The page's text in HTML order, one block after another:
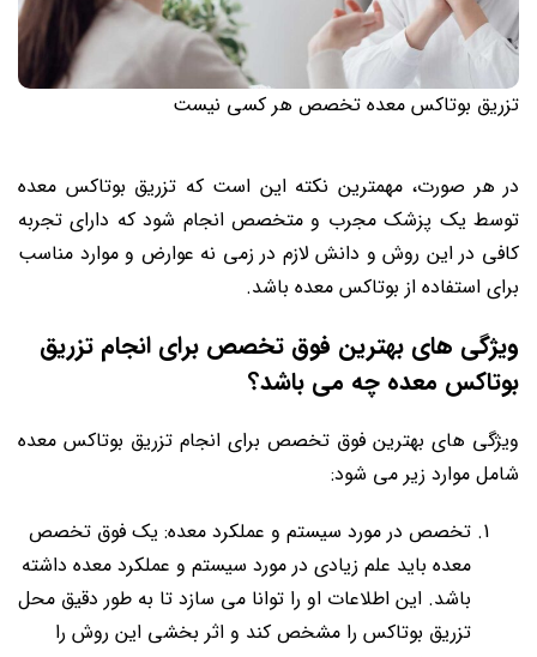
تزریق بوتاکس معده تخصص هر کسی نیست
در هر صورت، مهمترین نکته این است که تزریق بوتاکس معده
توسط یک پزشک مجرب و متخصص انجام شود که دارای تجربه
کافی در این روش و دانش لازم در زمی نه عوارض و موارد مناسب
برای استفاده از بوتاکس معده باشد.
ویژگی ‌های بهترین فوق تخصص برای انجام تزریق
بوتاکس معده چه می باشد؟
ویژگی ‌های بهترین فوق تخصص برای انجام تزریق بوتاکس معده
شامل موارد زیر می ‌شود:
تخصص در مورد سیستم و عملکرد معده: یک فوق تخصص
معده باید علم زیادی ‌در مورد سیستم و عملکرد معده داشته
باشد. این اطلاعات او را توانا می ‌سازد تا به طور دقیق محل
تزریق بوتاکس را مشخص کند و اثر بخشی این روش را